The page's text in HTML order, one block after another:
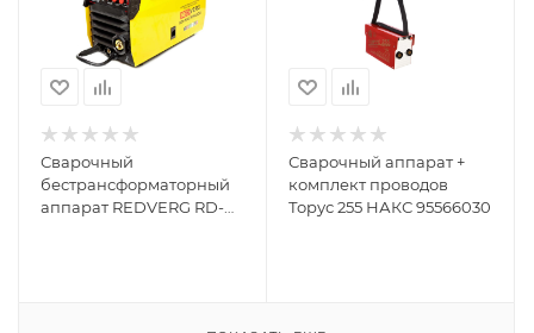
Сварочный
бестрансформаторный
аппарат REDVERG RD-
Сварочный аппарат +
комплект проводов
Торус 255 НАКС 95566030